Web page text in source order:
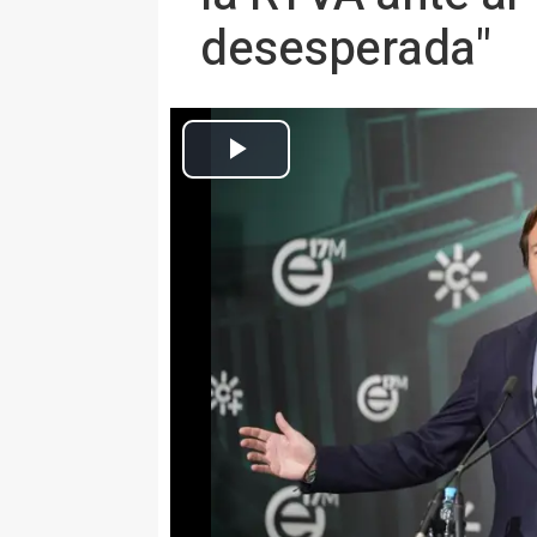
desesperada"
El secretario general del PP-A y director de campaña de las
Europa Press Andalucía
Actualizado: martes, 12 mayo 2026 0:37
SEVILLA 11 May. (EUROPA
El secretario general del PP-A
17 de mayo, Antonio Repullo,
presidente de la Junta y
en el segundo debate 'a cinco'
RTVA frente al "acoso" del